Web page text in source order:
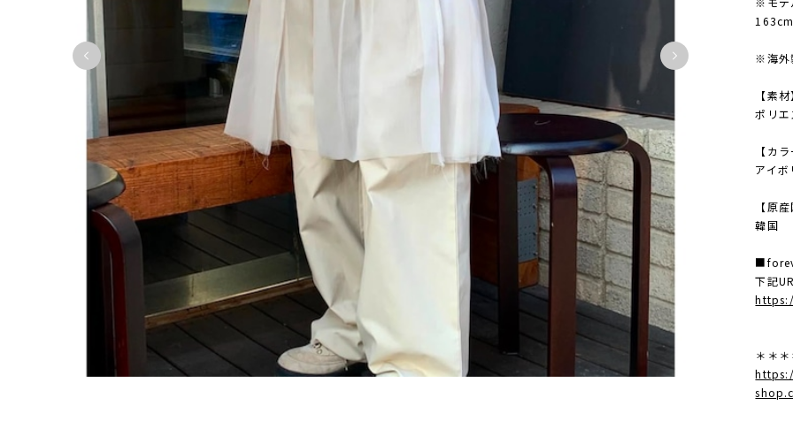
※海外
【素
ポリ
【カ
アイボ
【原
韓国
下記
＊＊